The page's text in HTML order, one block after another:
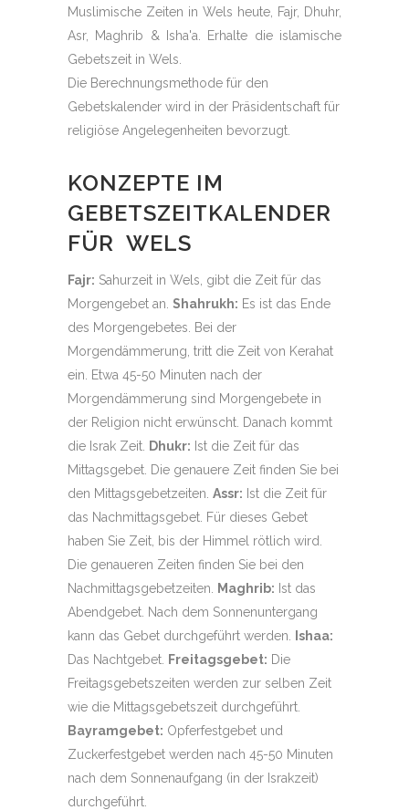
Muslimische Zeiten in Wels heute, Fajr, Dhuhr,
Asr, Maghrib & Isha'a. Erhalte die islamische
Gebetszeit in Wels.
Die Berechnungsmethode für den
Gebetskalender wird in der Präsidentschaft für
religiöse Angelegenheiten bevorzugt.
KONZEPTE IM
GEBETSZEITKALENDER
FÜR WELS
Fajr: Sahurzeit in Wels, gibt die Zeit für das
Morgengebet an. Shahrukh: Es ist das Ende
des Morgengebetes. Bei der
Morgendämmerung, tritt die Zeit von Kerahat
ein. Etwa 45-50 Minuten nach der
Morgendämmerung sind Morgengebete in
der Religion nicht erwünscht. Danach kommt
die Israk Zeit.
Dhukr: Ist die Zeit für das
Mittagsgebet. Die genauere Zeit finden Sie bei
den Mittagsgebetzeiten. Assr: Ist die Zeit für
das Nachmittagsgebet. Für dieses Gebet
haben Sie Zeit, bis der Himmel rötlich wird.
Die genaueren Zeiten finden Sie bei den
Nachmittagsgebetzeiten.
Maghrib: Ist das
Abendgebet. Nach dem Sonnenuntergang
kann das Gebet durchgeführt werden.
Ishaa:
Das Nachtgebet.
Freitagsgebet: Die
Freitagsgebetszeiten werden zur selben Zeit
wie die Mittagsgebetszeit durchgeführt.
Bayramgebet: Opferfestgebet und
Zuckerfestgebet werden nach 45-50 Minuten
nach dem Sonnenaufgang (in der Israkzeit)
durchgeführt.